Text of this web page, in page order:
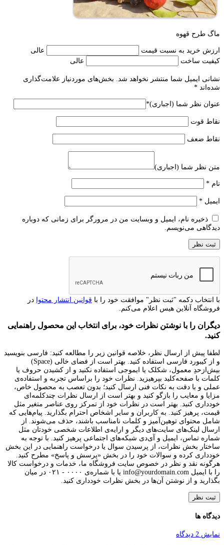
ماگ طرح قهوه
ارزش خرید به نسبت قیمت
عالی
کیفیت ساخت
عالی
نشانی ایمیل شما منتشر نخواهد شد.
بخش‌های موردنیاز علامت‌گذاری
شده‌اند *
عنوان نظر شما (اجباری)*
نقاط قوت
نقاط ضعف
متن نظر شما (اجباری)
نام *
ایمیل *
ذخیره نام، ایمیل و وبسایت من در مرورگر برای زمانی که دوباره
دیدگاهی می‌نویسم.
با انتخاب دکمه "ثبت نظر" موافقت خود را با قوانین انتشار محتوا در
فروشگاه آنلاین هیس اعلام می‌کنم.
دیگران را با نوشتن نظرات خود، برای انتخاب این محصول راهنمایی
کنید.
لطفا پیش از ارسال نظر، خلاصه قوانین زیر را مطالعه کنید: فارسی بنویسید
و از کیبورد فارسی استفاده کنید. بهتر است از فضای خالی (Space)
بیش‌از‌حدِ معمول، شکلک یا ایموجی استفاده نکنید و از کشیدن حروف یا
کلمات با صفحه‌کلید بپرهیزید. نظرات خود را براساس تجربه و استفاده‌ی
عملی و با دقت به نکات فنی ارسال کنید؛ بدون تعصب به محصول خاص،
مزایا و معایب را بازگو کنید و بهتر است از ارسال نظرات چندکلمه‌‌ای
خودداری کنید. بهتر است در نظرات خود از تمرکز روی عناصر متغیر مثل
قیمت، پرهیز کنید. به کاربران و سایر اشخاص احترام بگذارید. پیام‌هایی که
شامل محتوای توهین‌آمیز و کلمات نامناسب باشند، حذف می‌شوند. از
ارسال لینک‌های سایت‌های دیگر و ارایه‌ی اطلاعات شخصی خودتان مثل
شماره تماس، ایمیل و آی‌دی شبکه‌های اجتماعی پرهیز کنید. با توجه به
ساختار بخش نظرات، از پرسیدن سوال یا درخواست راهنمایی در این بخش
خودداری کرده و سوالات خود را در بخش «پرسش و پاسخ» مطرح کنید.
هرگونه نقد و نظر در خصوص سایت فروشگاه ما، خدمات و درخواست کالا
را با ایمیل info@yourdomain.com یا با شماره‌ی ۰۰۰۰ - ۰۲۱ در میان
بگذارید و از نوشتن آن‌ها در بخش نظرات خودداری کنید.
ثبت نظر
دیدگاه ها
نمایش 2 دیدگاه